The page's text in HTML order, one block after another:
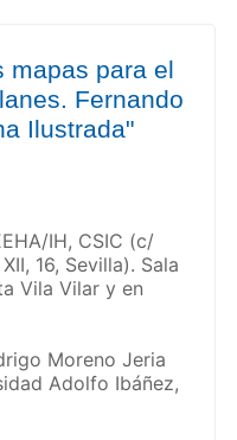
mapas para el
Fernando
Ilustrada"
IH, CSIC (c/
16, Sevilla). Sala
Vila Vilar y en
Moreno Jeria
Adolfo Ibáñez,